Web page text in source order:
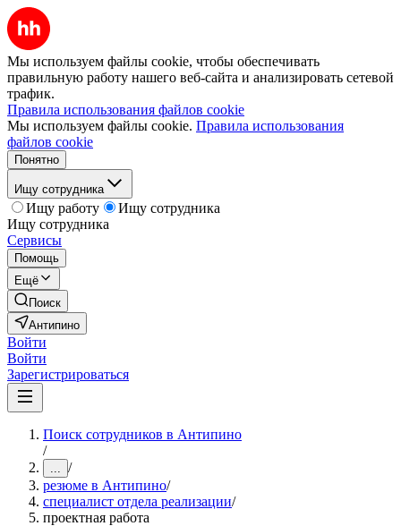
Мы используем файлы cookie, чтобы обеспечивать
правильную работу нашего веб-сайта и анализировать сетевой
трафик.
Правила использования файлов cookie
Мы используем файлы cookie. Правила использования
файлов cookie
Понятно
Ищу сотрудника
Ищу работу
Ищу сотрудника
Ищу сотрудника
Сервисы
Помощь
Ещё
Поиск
Антипино
Войти
Войти
Зарегистрироваться
Поиск сотрудников в Антипино
/
... /
резюме в Антипино/
специалист отдела реализации/
проектная работа